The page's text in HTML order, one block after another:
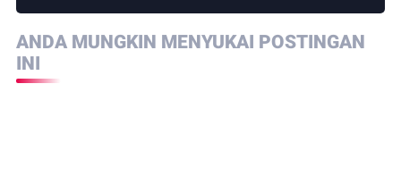
ANDA MUNGKIN MENYUKAI POSTINGAN
INI